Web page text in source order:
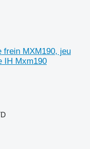
frein MXM190, jeu
IH Mxm190